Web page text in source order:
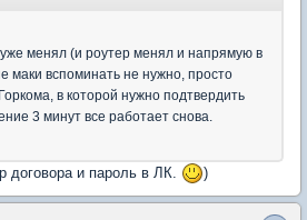
менял (и роутер менял и напрямую в
маки вспоминать не нужно, просто
в которой нужно подтвердить
3 минут все работает снова.
договора и пароль в ЛК. )